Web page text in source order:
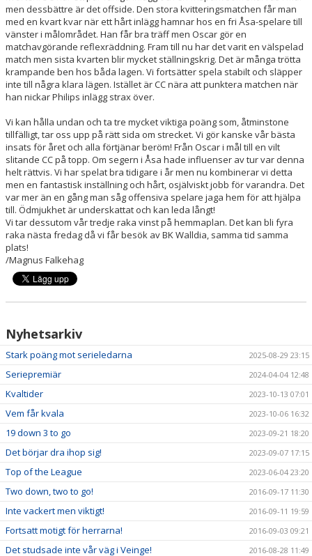
men dessbättre är det offside. Den stora kvitteringsmatchen får man
med en kvart kvar när ett hårt inlägg hamnar hos en fri Åsa-spelare till
vänster i målområdet. Han får bra träff men Oscar gör en
matchavgörande reflexräddning. Fram till nu har det varit en välspelad
match men sista kvarten blir mycket ställningskrig. Det är många trötta
krampande ben hos båda lagen. Vi fortsätter spela stabilt och släpper
inte till några klara lägen. Istället är CC nära att punktera matchen när
han nickar Philips inlägg strax över.
Vi kan hålla undan och ta tre mycket viktiga poäng som, åtminstone
tillfälligt, tar oss upp på rätt sida om strecket. Vi gör kanske vår bästa
insats för året och alla förtjänar beröm! Från Oscar i mål till en vilt
slitande CC på topp. Om segern i Åsa hade influenser av tur var denna
helt rättvis. Vi har spelat bra tidigare i år men nu kombinerar vi detta
men en fantastisk inställning och hårt, osjälviskt jobb för varandra. Det
var mer än en gång man såg offensiva spelare jaga hem för att hjälpa
till. Ödmjukhet är underskattat och kan leda långt!
Vi tar dessutom vår tredje raka vinst på hemmaplan. Det kan bli fyra
raka nästa fredag då vi får besök av BK Walldia, samma tid samma
plats!
/Magnus Falkehag
Nyhetsarkiv
Stark poäng mot serieledarna 2025-08-29 23:15
Seriepremiär 2024-04-04 12:48
Kvaltider 2023-10-13 07:01
Vem får kvala 2023-10-06 16:32
19 down 3 to go 2023-09-21 18:20
Det börjar dra ihop sig! 2023-09-07 17:15
Top of the League 2023-06-04 23:20
Two down, two to go! 2016-09-17 11:30
Inte vackert men viktigt! 2016-09-11 19:59
Fortsatt motigt för herrarna! 2016-09-03 09:21
Det studsade inte vår väg i Veinge! 2016-08-28 11:49